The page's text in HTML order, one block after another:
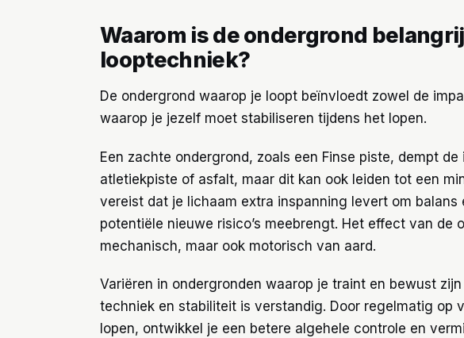
Waarom is de ondergrond
looptechniek?
De ondergrond waarop je loopt beïnvloedt zowel de
waarop je jezelf moet stabiliseren tijdens het lopen.
Een zachte ondergrond, zoals een Finse piste, dempt
atletiekpiste of asfalt, maar dit kan ook leiden tot een
vereist dat je lichaam extra inspanning levert om
potentiële nieuwe risico’s meebrengt. Het effect van de
mechanisch, maar ook motorisch van aard.
Variëren in ondergronden waarop je traint en bewust
techniek en stabiliteit is verstandig. Door regelmatig op
lopen, ontwikkel je een betere algehele controle en